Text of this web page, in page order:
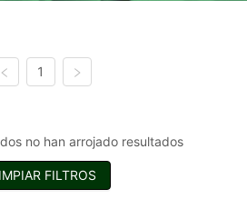
1
no han arrojado resultados
FILTROS